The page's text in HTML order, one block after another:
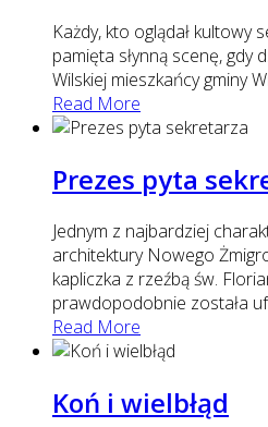
Każdy, kto oglądał kultowy
pamięta słynną scenę, gdy
Wilskiej mieszkańcy gminy
Read More
Prezes pyta
Jednym z najbardziej
architektury Nowego
kapliczka z rzeźbą św.
prawdopodobnie została
Read More
Koń i wielbłąd